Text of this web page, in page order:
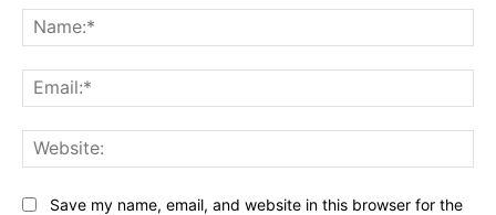
Save my name, email, and website in this browser for the